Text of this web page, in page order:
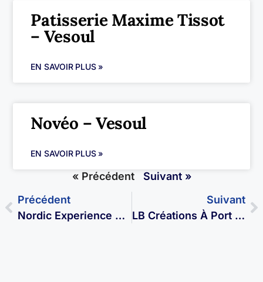
Patisserie Maxime Tissot
– Vesoul
EN SAVOIR PLUS »
Novéo – Vesoul
EN SAVOIR PLUS »
« Précédent
Suivant »
Précédent
Nordic Experience À Noidans Les Vesoul
Suivant
LB Créations À Port Sur Saône